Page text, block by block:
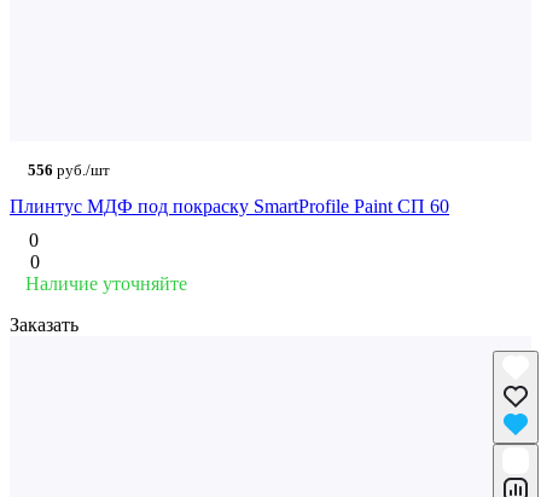
556 руб./шт
Плинтус МДФ под покраску SmartProfile Paint СП 60
0
0
Наличие уточняйте
Заказать